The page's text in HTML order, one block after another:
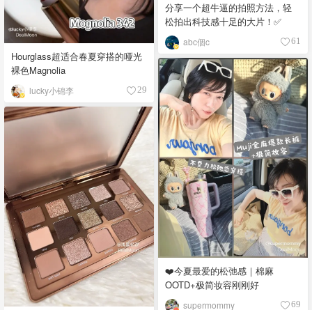
分享一个超牛逼的拍照方法，轻
松拍出科技感十足的大片！✅
abc個c 61
Hourglass超适合春夏穿搭的哑光
裸色Magnolia
lucky小锦李 29
❤️今夏最爱的松弛感｜棉麻
OOTD+极简妆容刚刚好
supermommy 69